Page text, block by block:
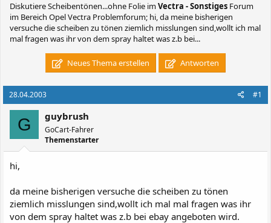
DiskutiereScheibentönen...ohne Folie imVectra - Sonstiges Forum
im Bereich Opel Vectra Problemforum; hi, da meine bisherigen
versuche die scheiben zu tönen ziemlich misslungen sind,wollt ich mal
mal fragen was ihr von dem spray haltet was z.b bei...
Neues Thema erstellen Antworten
28.04.2003 #1
G guybrush
GoCart-Fahrer
Themenstarter
hi,
da meine bisherigen versuche die scheiben zu tönen
ziemlich misslungen sind,wollt ich mal mal fragen was ihr
von dem spray haltet was z.b bei ebay angeboten wird.